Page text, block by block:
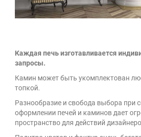
Каждая печь изготавливается
запросы.
Камин может быть укомплектован
топкой.
Разнообразие и свобода выбора при
оформлении печей и каминов дает
пространство для действий